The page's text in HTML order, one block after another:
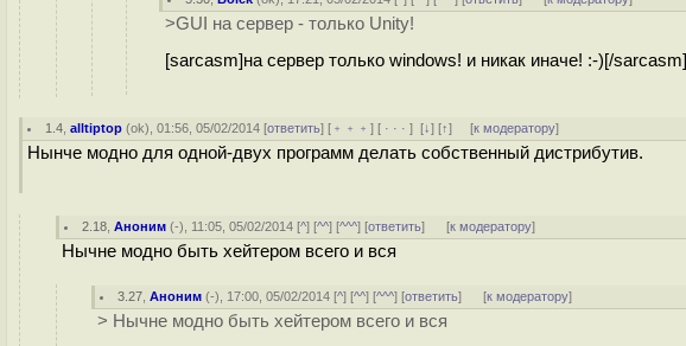
>GUI на сервер - только Unity!
[sarcasm]на сервер только windows! и никак иначе! :-)[/sarcasm]
1.4 ,alltiptop (ok), 01:56, 05/02/2014 [ответить] [ ﹢﹢﹢] [ · · ·][↓] [↑] [к модератору]
Нынче модно для одной-двух программ делать собственный дистрибутив.
2.18 ,Аноним (-), 11:05, 05/02/2014 [^] [^^] [^^^] [ответить] [к модератору]
Нычне модно быть хейтером всего и вся
3.27 ,Аноним (-), 17:00, 05/02/2014 [^] [^^] [^^^] [ответить] [к модератору]
> Нычне модно быть хейтером всего и вся